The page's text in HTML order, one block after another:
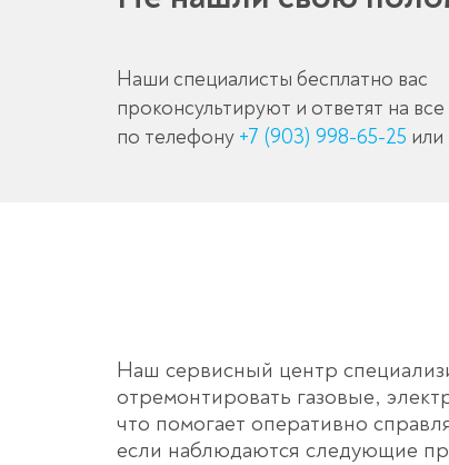
Наши специалисты бесплатно вас
проконсультируют и ответят на
по телефону +7 (903) 998-65-25 или
Наш сервисный центр
отремонтировать газовые,
что помогает оперативно
если наблюдаются следующие